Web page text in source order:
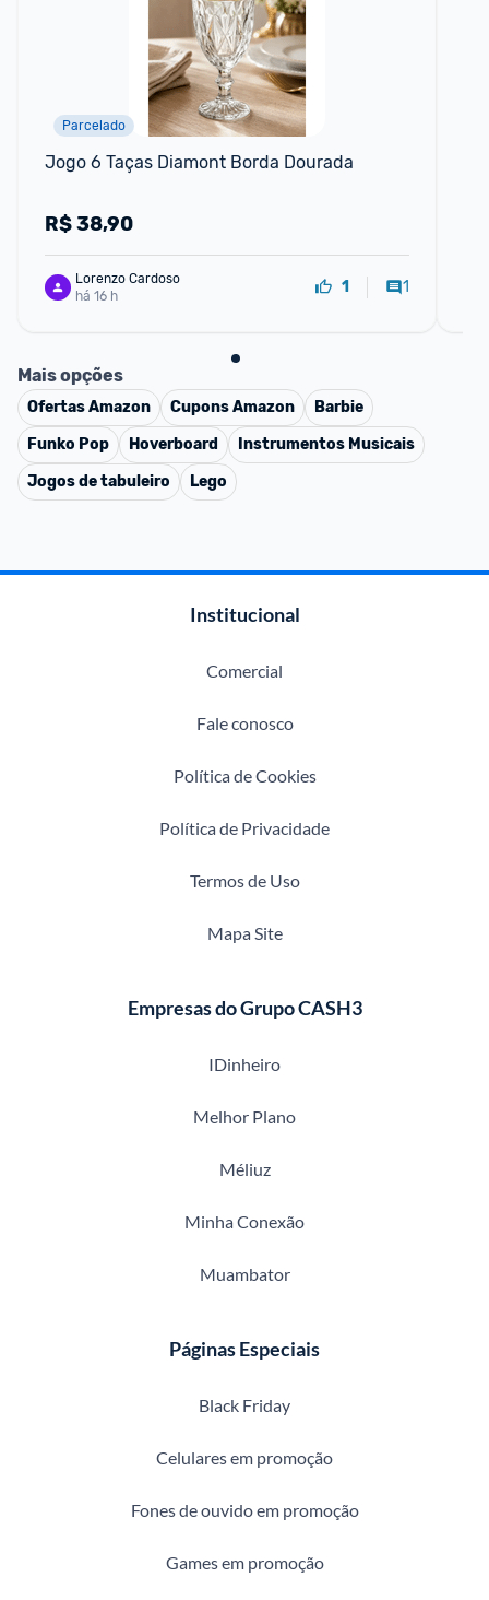
Parcelado
Jogo 6 Taças Diamont Borda Dourada
R$38,90
Lorenzo Cardoso
há 16 h
1 1
Mais opções
OfertasAmazon CuponsAmazon
Barbie
Funko Pop
Hoverboard
Instrumentos Musicais
Jogos de tabuleiro
Lego
Institucional
Comercial
Fale conosco
Política de Cookies
Política de Privacidade
Termos de Uso
Mapa Site
Empresas do Grupo CASH3
IDinheiro
Melhor Plano
Méliuz
Minha Conexão
Muambator
Páginas Especiais
Black Friday
Celulares em promoção
Fones de ouvido em promoção
Games em promoção